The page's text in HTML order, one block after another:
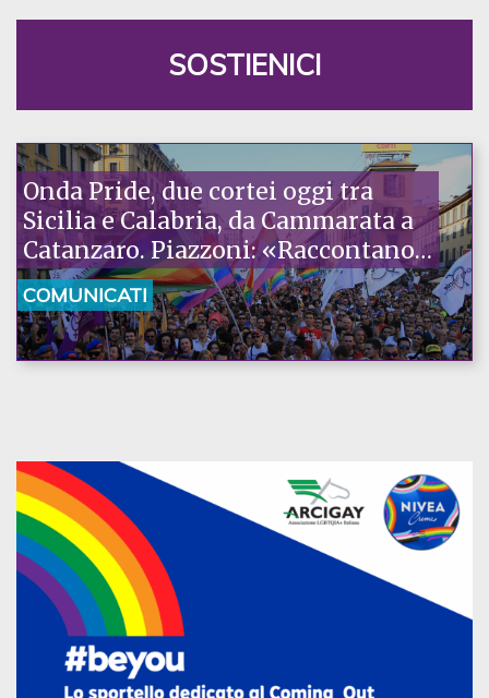
SOSTIENICI
Onda Pride, due cortei oggi tra
Sicilia e Calabria, da Cammarata a
Catanzaro. Piazzoni: «Raccontano
la nostra ostinazione»
COMUNICATI